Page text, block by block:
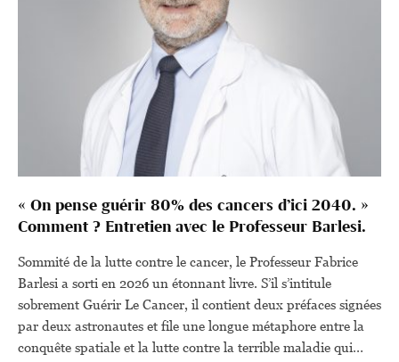
« On pense guérir 80% des cancers d’ici 2040. »
Comment ? Entretien avec le Professeur Barlesi.
Sommité de la lutte contre le cancer, le Professeur Fabrice
Barlesi a sorti en 2026 un étonnant livre. S’il s’intitule
sobrement Guérir Le Cancer, il contient deux préfaces signées
par deux astronautes et file une longue métaphore entre la
conquête spatiale et la lutte contre la terrible maladie qui